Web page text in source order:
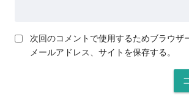
次回のコメントで使用するためブラウザ
メールアドレス、サイトを保存する。